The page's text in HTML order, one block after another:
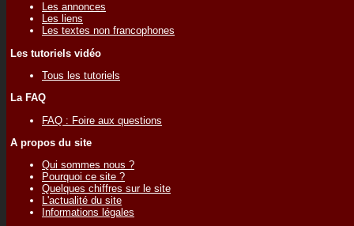
Les annonces
Les liens
Les textes non francophones
Les tutoriels vidéo
Tous les tutoriels
La FAQ
FAQ : Foire aux questions
A propos du site
Qui sommes nous ?
Pourquoi ce site ?
Quelques chiffres sur le site
L'actualité du site
Informations légales